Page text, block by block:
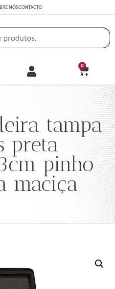
NÓSCONTACTO
0
tampa
preta
pinho
maciça